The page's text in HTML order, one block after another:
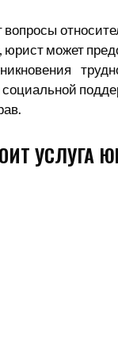
юрист может
социальной
УСЛУГА